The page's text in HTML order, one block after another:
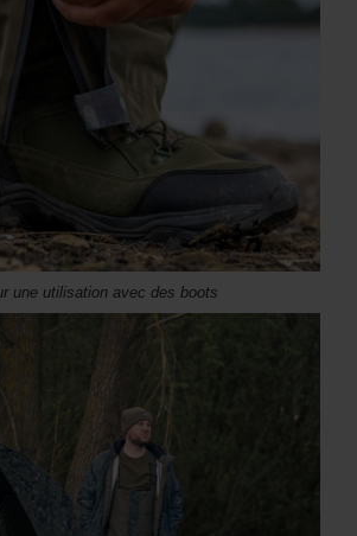
une utilisation avec des boots